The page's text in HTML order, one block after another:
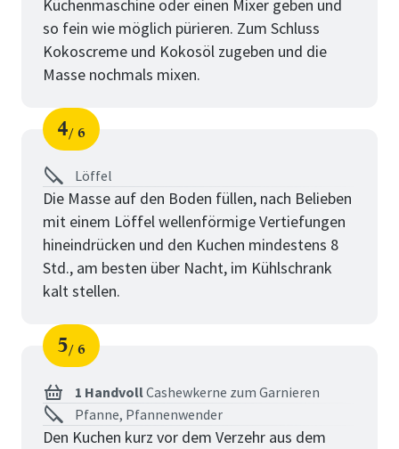
Küchenmaschine oder einen Mixer geben und
so fein wie möglich pürieren. Zum Schluss
Kokoscreme und Kokosöl zugeben und die
Masse nochmals mixen.
Schritt
4
von
6
Löffel
Die Masse auf den Boden füllen, nach Belieben
mit einem Löffel wellenförmige Vertiefungen
hineindrücken und den Kuchen mindestens 8
Std., am besten über Nacht, im Kühlschrank
kalt stellen.
Schritt
5
von
6
1 HandvollCashewkerne zum Garnieren
Pfanne, Pfannenwender
Den Kuchen kurz vor dem Verzehr aus dem